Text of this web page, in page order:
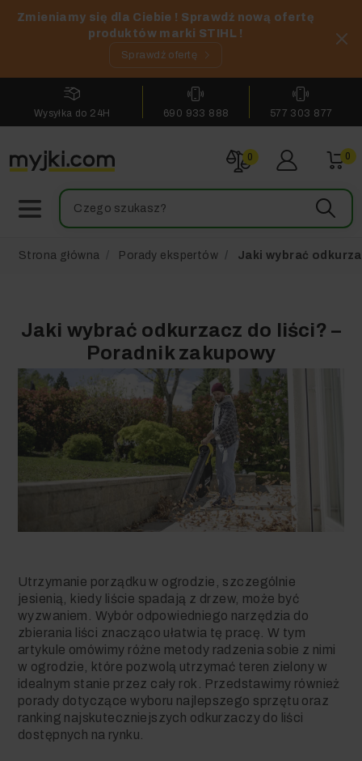
Zmieniamy się dla Ciebie ! Sprawdź nową ofertę
produktów marki STIHL !
Sprawdź ofertę
Wysyłka do 24H 690 933 888 577 303 877
0 0
Strona główna Porady ekspertów Jaki wybrać
Jaki wybrać odkurzacz do liści? –
Poradnik zakupowy
Utrzymanie porządku w ogrodzie, szczególnie
jesienią, kiedy liście spadają z drzew, może być
wyzwaniem. Wybór odpowiedniego narzędzia do
zbierania liści znacząco ułatwia tę pracę. W tym
artykule omówimy różne metody radzenia sobie z nimi
w ogrodzie, które pozwolą utrzymać teren zielony w
idealnym stanie przez cały rok. Przedstawimy również
porady dotyczące wyboru najlepszego sprzętu oraz
ranking najskuteczniejszych odkurzaczy do liści
dostępnych na rynku.